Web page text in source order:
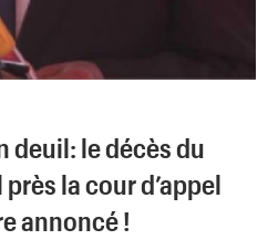
deuil: le décès du
la cour d’appel
annoncé !